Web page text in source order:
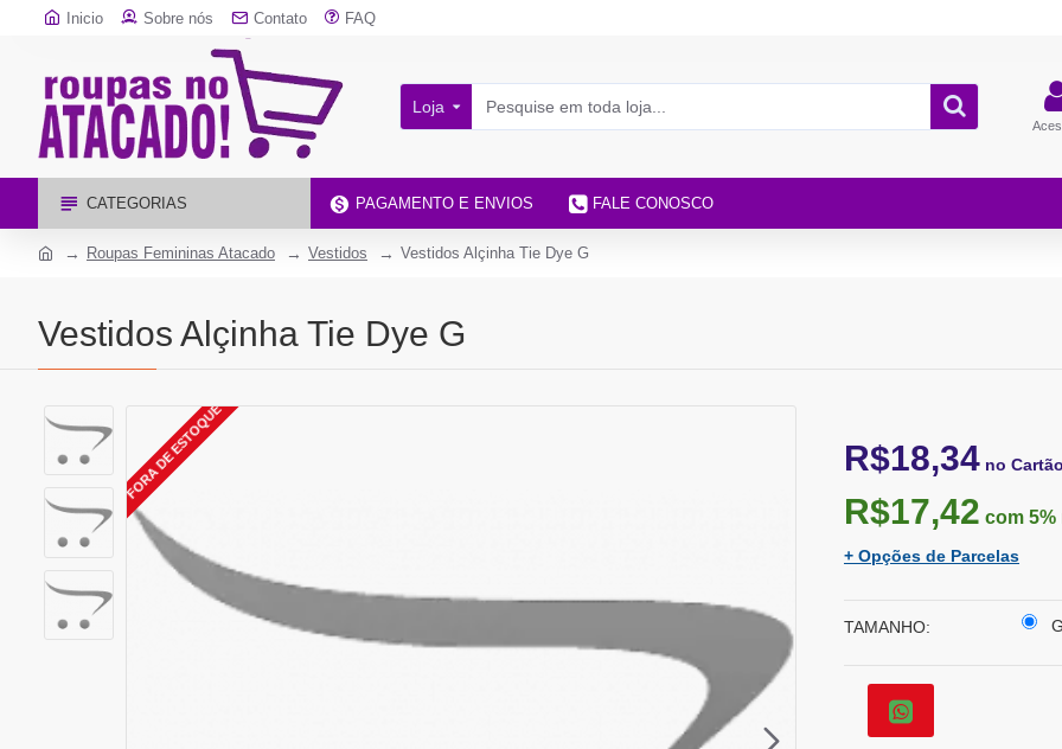
Inicio Sobre nós Contato FAQ
Loja
CATEGORIAS PAGAMENTO E ENVIOS FALE CONOSCO
Roupas Femininas Atacado Vestidos Vestidos Alçinha Tie Dye G
Vestidos Alçinha Tie Dye G
FORA DE ESTOQUE R$18,34 no
R$17,42 com 5%
+ Opções de Parcelas
TAMANHO: G